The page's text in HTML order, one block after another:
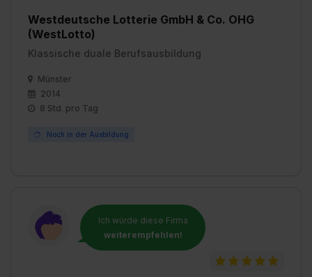
Westdeutsche Lotterie GmbH & Co. OHG
(WestLotto)
Klassische duale Berufsausbildung
Münster
2014
8 Std. pro Tag
Noch in der Ausbildung
Ich würde diese Firma
weiterempfehlen!